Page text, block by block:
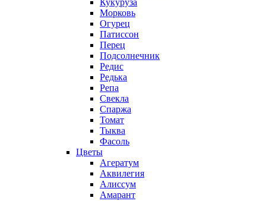
Кукуруза
Морковь
Огурец
Патиссон
Перец
Подсолнечник
Редис
Редька
Репа
Свекла
Спаржа
Томат
Тыква
Фасоль
Цветы
Агератум
Аквилегия
Алиссум
Амарант